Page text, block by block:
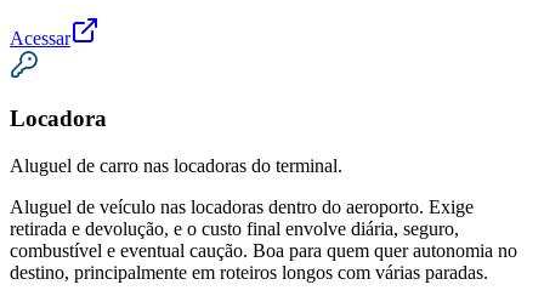
Acessar
Locadora
Aluguel de carro nas locadoras do terminal.
Aluguel de veículo nas locadoras dentro do aeroporto. Exige
retirada e devolução, e o custo final envolve diária, seguro,
combustível e eventual caução. Boa para quem quer autonomia no
destino, principalmente em roteiros longos com várias paradas.